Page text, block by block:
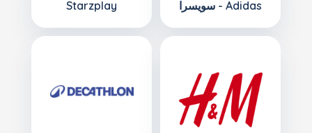
Starzplay
سويسرا - Adidas